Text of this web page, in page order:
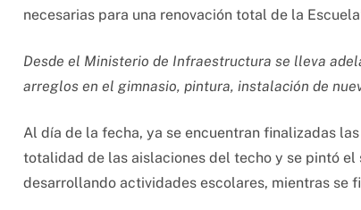
necesarias para una renovación total de la
Desde el Ministerio de Infraestructura se lleva
arreglos en el gimnasio, pintura, instalación de
Al día de la fecha, ya se encuentran finalizadas
totalidad de las aislaciones del techo y se pintó
desarrollando actividades escolares, mientras se